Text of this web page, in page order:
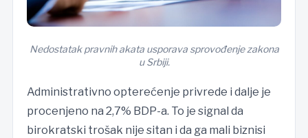
Nedostatak pravnih akata usporava sprovođenje zakona
u Srbiji.
Administrativno opterećenje privrede i dalje je
procenjeno na 2,7% BDP-a. To je signal da
birokratski trošak nije sitan i da ga mali biznisi